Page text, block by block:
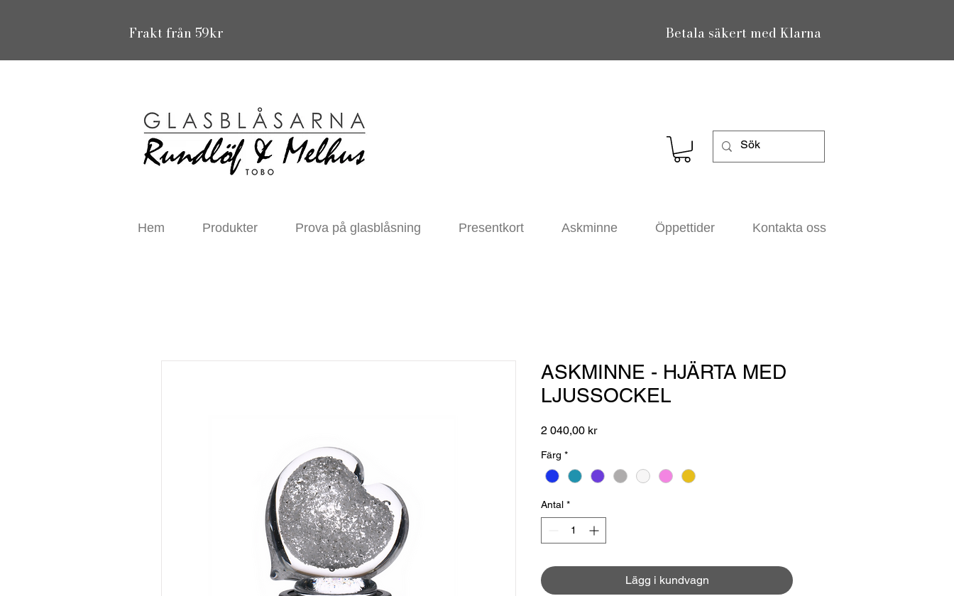
Frakt från 59kr Betala säkert med Klarna
Hem Produkter Prova på glasblåsning Presentkort Askminne Öppettider Kontakta oss
ASKMINNE - HJÄRTA MED
LJUSSOCKEL
2 040,00 krPris
Färg *
Antal *
Lägg i kundvagn